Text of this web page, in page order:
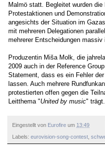
Malmö statt. Begleitet wurden
Protestaktionen und
angesichts der Situation im
mit mehreren Delegationen
mehrerer Entscheidungen massiv
Produzentin Miša Molk, die
2009 auch in der Reference
Statement, dass es ein Fehler
lassen. Auch mehrere
protestierten offen gegen die
Leitthema "United by music" trägt.
Eingestellt von Eurofire um 13:49
Labels: eurovision-song-contest